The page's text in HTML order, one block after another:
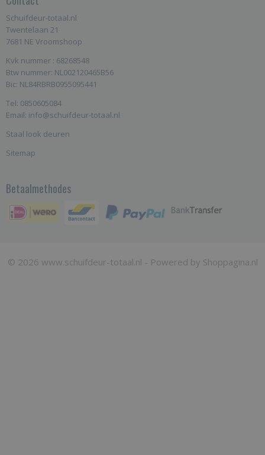
Schuifdeur-totaal.nl
Twentelaan 21
7681 NE Vroomshoop
Kvk nummer : 68268548
Btw nummer: NL002120465B56
Bic: NL84RBRB0955095441
Tel: 0850605084
Email: info@schuifdeur-totaal.nl
Staal look deuren
Sitemap
Betaalmethodes
© 2026 www.schuifdeur-totaal.nl - Powered by Shoppagina.nl